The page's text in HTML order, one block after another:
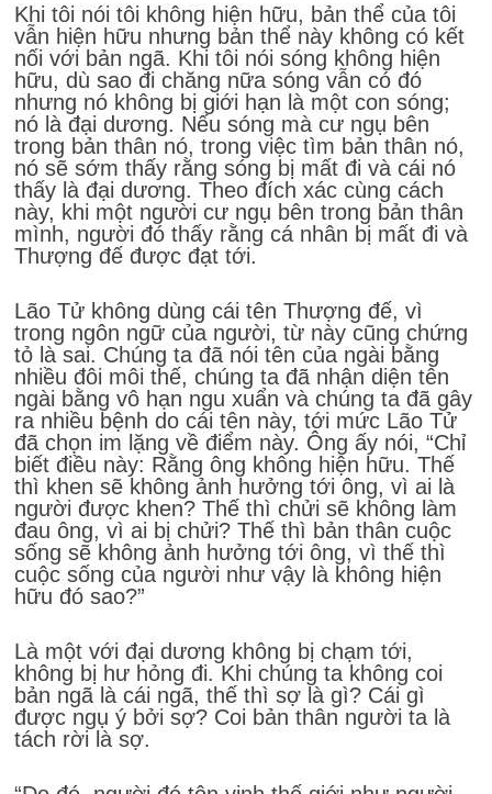
Khi tôi nói tôi không hiện hữu, bản thể của tôi
vẫn hiện hữu nhưng bản thể này không có kết
nối với bản ngã. Khi tôi nói sóng không hiện
hữu, dù sao đi chăng nữa sóng vẫn có đó
nhưng nó không bị giới hạn là một con sóng;
nó là đại dương. Nếu sóng mà cư ngụ bên
trong bản thân nó, trong việc tìm bản thân nó,
nó sẽ sớm thấy rằng sóng bị mất đi và cái nó
thấy là đại dương. Theo đích xác cùng cách
này, khi một người cư ngụ bên trong bản thân
mình, người đó thấy rằng cá nhân bị mất đi và
Thượng đế được đạt tới.
Lão Tử không dùng cái tên Thượng đế, vì
trong ngôn ngữ của người, từ này cũng chứng
tỏ là sai. Chúng ta đã nói tên của ngài bằng
nhiều đôi môi thế, chúng ta đã nhận diện tên
ngài bằng vô hạn ngu xuẩn và chúng ta đã gây
ra nhiều bệnh do cái tên này, tới mức Lão Tử
đã chọn im lặng về điểm này. Ông ấy nói, “Chỉ
biết điều này: Rằng ông không hiện hữu. Thế
thì khen sẽ không ảnh hưởng tới ông, vì ai là
người được khen? Thế thì chửi sẽ không làm
đau ông, vì ai bị chửi? Thế thì bản thân cuộc
sống sẽ không ảnh hưởng tới ông, vì thế thì
cuộc sống của người như vậy là không hiện
hữu đó sao?”
Là một với đại dương không bị chạm tới,
không bị hư hỏng đi. Khi chúng ta không coi
bản ngã là cái ngã, thế thì sợ là gì? Cái gì
được ngụ ý bởi sợ? Coi bản thân người ta là
tách rời là sợ.